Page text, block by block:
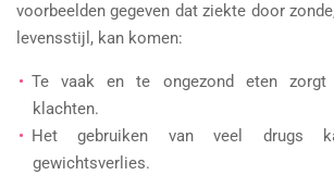
voorbeelden gegeven dat ziekte door
levensstijl, kan komen:
Te vaak en te ongezond eten zorgt
klachten.
Het gebruiken van veel drugs
gewichtsverlies.